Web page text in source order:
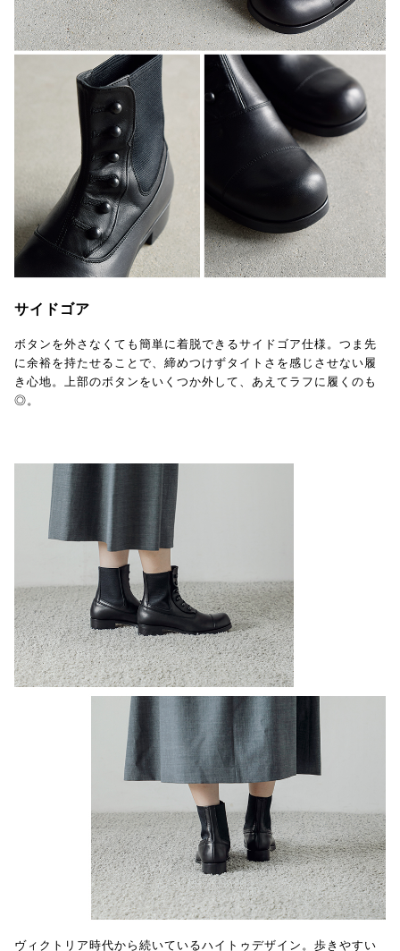
サイドゴア
ボタンを外さなくても簡単に着脱できるサイドゴア仕様。つま先
に余裕を持たせることで、締めつけずタイトさを感じさせない履
き心地。上部のボタンをいくつか外して、あえてラフに履くのも
◎。
ヴィクトリア時代から続いているハイトゥデザイン。歩きやすい